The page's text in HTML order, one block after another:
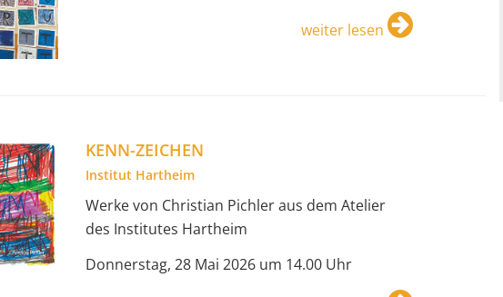
weiter lesen
KENN-ZEICHEN
Institut Hartheim
Werke von Christian Pichler aus dem Atelier
des Institutes Hartheim
Donnerstag, 28 Mai 2026 um 14.00 Uhr